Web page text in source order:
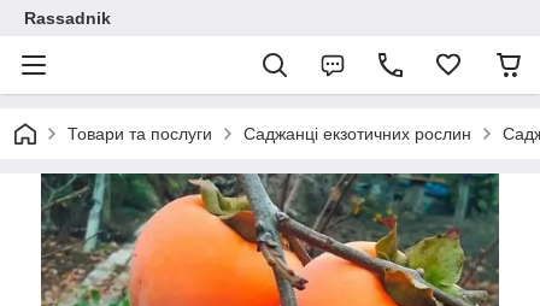
Rassadnik
Товари та послуги Саджанці екзотичних рослин